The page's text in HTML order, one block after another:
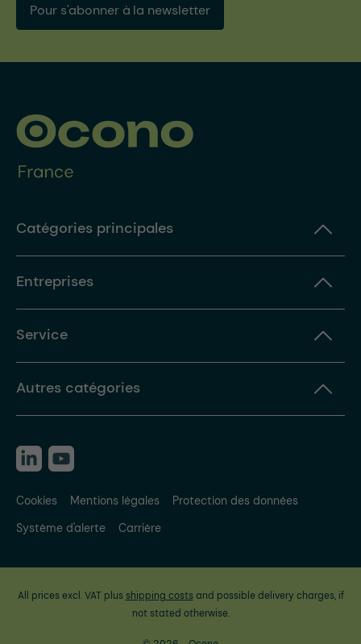
Pour s'abonner à la newsletter
Catégories principales
Entreprises
Service
Autres catégories
Cookies Mentions légales
Protection des données
Système d'alerte
Carrière
All prices excl. VAT plus shipping costsand possible delivery charges, if
not stated otherwise.